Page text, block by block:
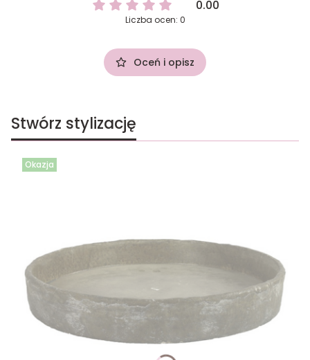
0.00
Liczba ocen: 0
Oceń i opisz
Stwórz stylizację
Okazja